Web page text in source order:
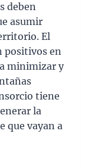
deben
asumir
El
positivos en
minimizar y
tiene
la
que vayan a